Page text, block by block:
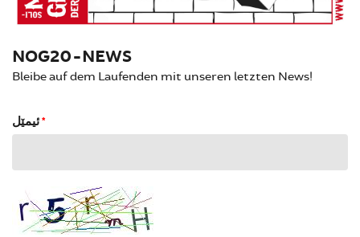
NOG20-NEWS
Bleibe auf dem Laufenden mit unseren letzten News!
*